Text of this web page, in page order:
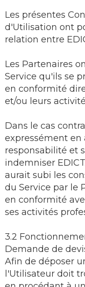
Les présentes
d'Utilisation ont
relation entre
Les Partenaires
Service qu'ils se
en conformité
et/ou leurs
Dans le cas
expressément en
responsabilité et
indemniser
aurait subi les
du Service par le
en conformité
ses activités
3.2
Demande de
Afin de déposer
l'Utilisateur doit